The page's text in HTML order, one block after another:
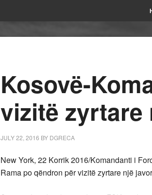
Kosovë-
vizitë zyrtare
JULY 22, 2016 BY DGRECA
New York, 22 Korrik 2016/Komandanti i
Rama po qëndron për vizitë zyrtare një